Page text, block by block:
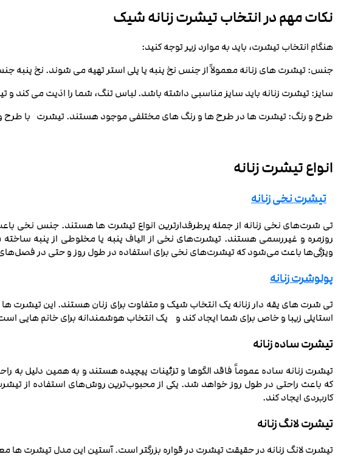
نکات مهم در انتخاب تیشرت زنانه شیک
هنگام انتخاب تیشرت، باید به موارد زیر توجه کنید:
جنس: تیشرت‌ های زنانه معمولاً از جنس نخ پنبه یا پلی استر تهیه می‌ شوند. نخ
سایز: تیشرت زنانه باید سایز مناسبی داشته باشد. لباس تنگ، شما را اذیت می‌ کند و
طرح و رنگ: تیشرت‌ ها در طرح‌ ها و رنگ‌ های مختلفی موجود هستند. تیشرت با طرح
انواع تیشرت زنانه
تیشرت نخی زنانه
تی شرت‌های نخی زنانه از جمله پرطرفدارترین انواع تیشرت ‌ها هستند. جنس نخی
روزمره و غیررسمی هستند. تیشرت‌های نخی از الیاف پنبه یا مخلوطی از پنبه
ویژگی‌ها باعث می‌شود که تیشرت‌های نخی برای استفاده در طول روز و حتی در فصل‌های
پولوشرت زنانه
تی شرت ‌های یقه دار زنانه یک انتخاب شیک و متفاوت برای زنان هستند. این تیشرت‌
استایلی زیبا و خاص برای شما ایجاد کند و یک انتخاب هوشمندانه برای خانم هایی
تیشرت ساده زنانه
تیشرت‌ زنانه ساده عموماً فاقد الگوها و تزئینات پیچیده هستند و به همین دلیل
که باعث راحتی در طول روز خواهد شد. یکی از محبوب‌ترین روش‌های استفاده از
کاربردی ایجاد کند.
تیشرت لانگ زنانه
تیشرت لانگ زنانه در حقیقت تیشرت در قواره بزرگتر است. آستین این مدل تیشرت ها